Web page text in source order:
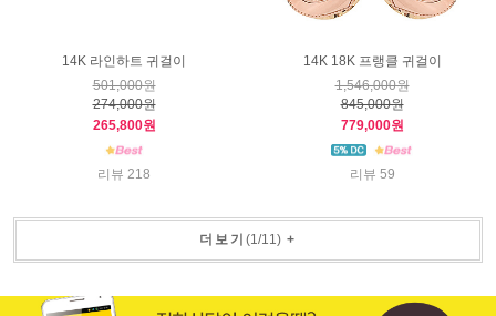
14K 라인하트 귀걸이
501,000원
274,000원
265,800원
리뷰 218
14K 18K 프랭클 귀걸이
1,546,000원
845,000원
779,000원
리뷰 59
더보기 (1/11) +